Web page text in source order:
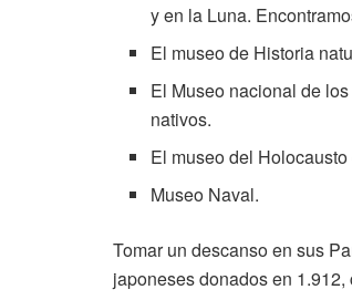
y en la Luna.
El museo de Historia
El Museo nacional de
nativos.
El museo del
Museo Naval.
Tomar un descanso en sus
japoneses donados en